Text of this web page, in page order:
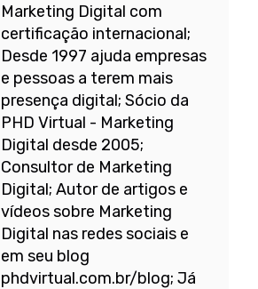
Marketing Digital com
certificação internacional;
Desde 1997 ajuda empresas
e pessoas a terem mais
presença digital; Sócio da
PHD Virtual - Marketing
Digital desde 2005;
Consultor de Marketing
Digital; Autor de artigos e
vídeos sobre Marketing
Digital nas redes sociais e
em seu blog
phdvirtual.com.br/blog; Já